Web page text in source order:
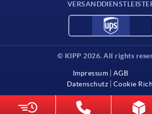
© KIPP 2026. All rights
Impressum
AGB
Datenschutz
Cookie